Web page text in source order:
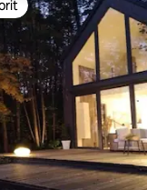
betyg, 42 omdömen